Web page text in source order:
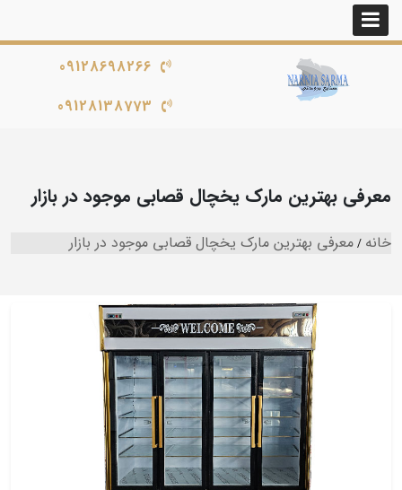
09128698266
09128138773
معرفی بهترین مارک یخچال قصابی موجود در بازار
خانه معرفی بهترین مارک یخچال قصابی موجود در بازار